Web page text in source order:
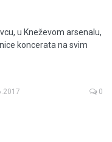
u Kneževom arsenalu,
koncerata na svim
0